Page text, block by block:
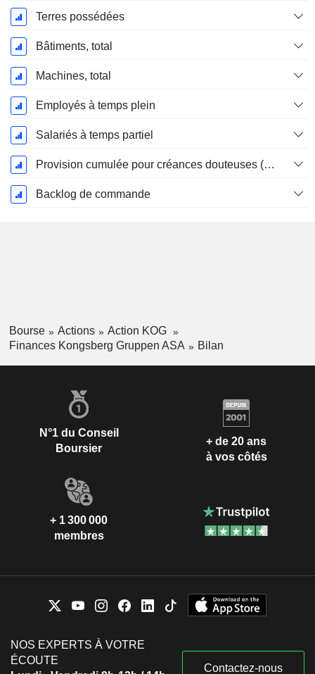
Terres possédées
Bâtiments, total
Machines, total
Employés à temps plein
Salariés à temps partiel
Provision cumulée pour créances douteuses (Supple)
Backlog de commande
Bourse Actions
Action KOG
Finances Kongsberg Gruppen ASA
Bilan
N°1 du Conseil
Boursier
+ de 20 ans
à vos côtés
+ 1 300 000
membres
NOS EXPERTS À VOTRE
ÉCOUTE
Contactez-nous